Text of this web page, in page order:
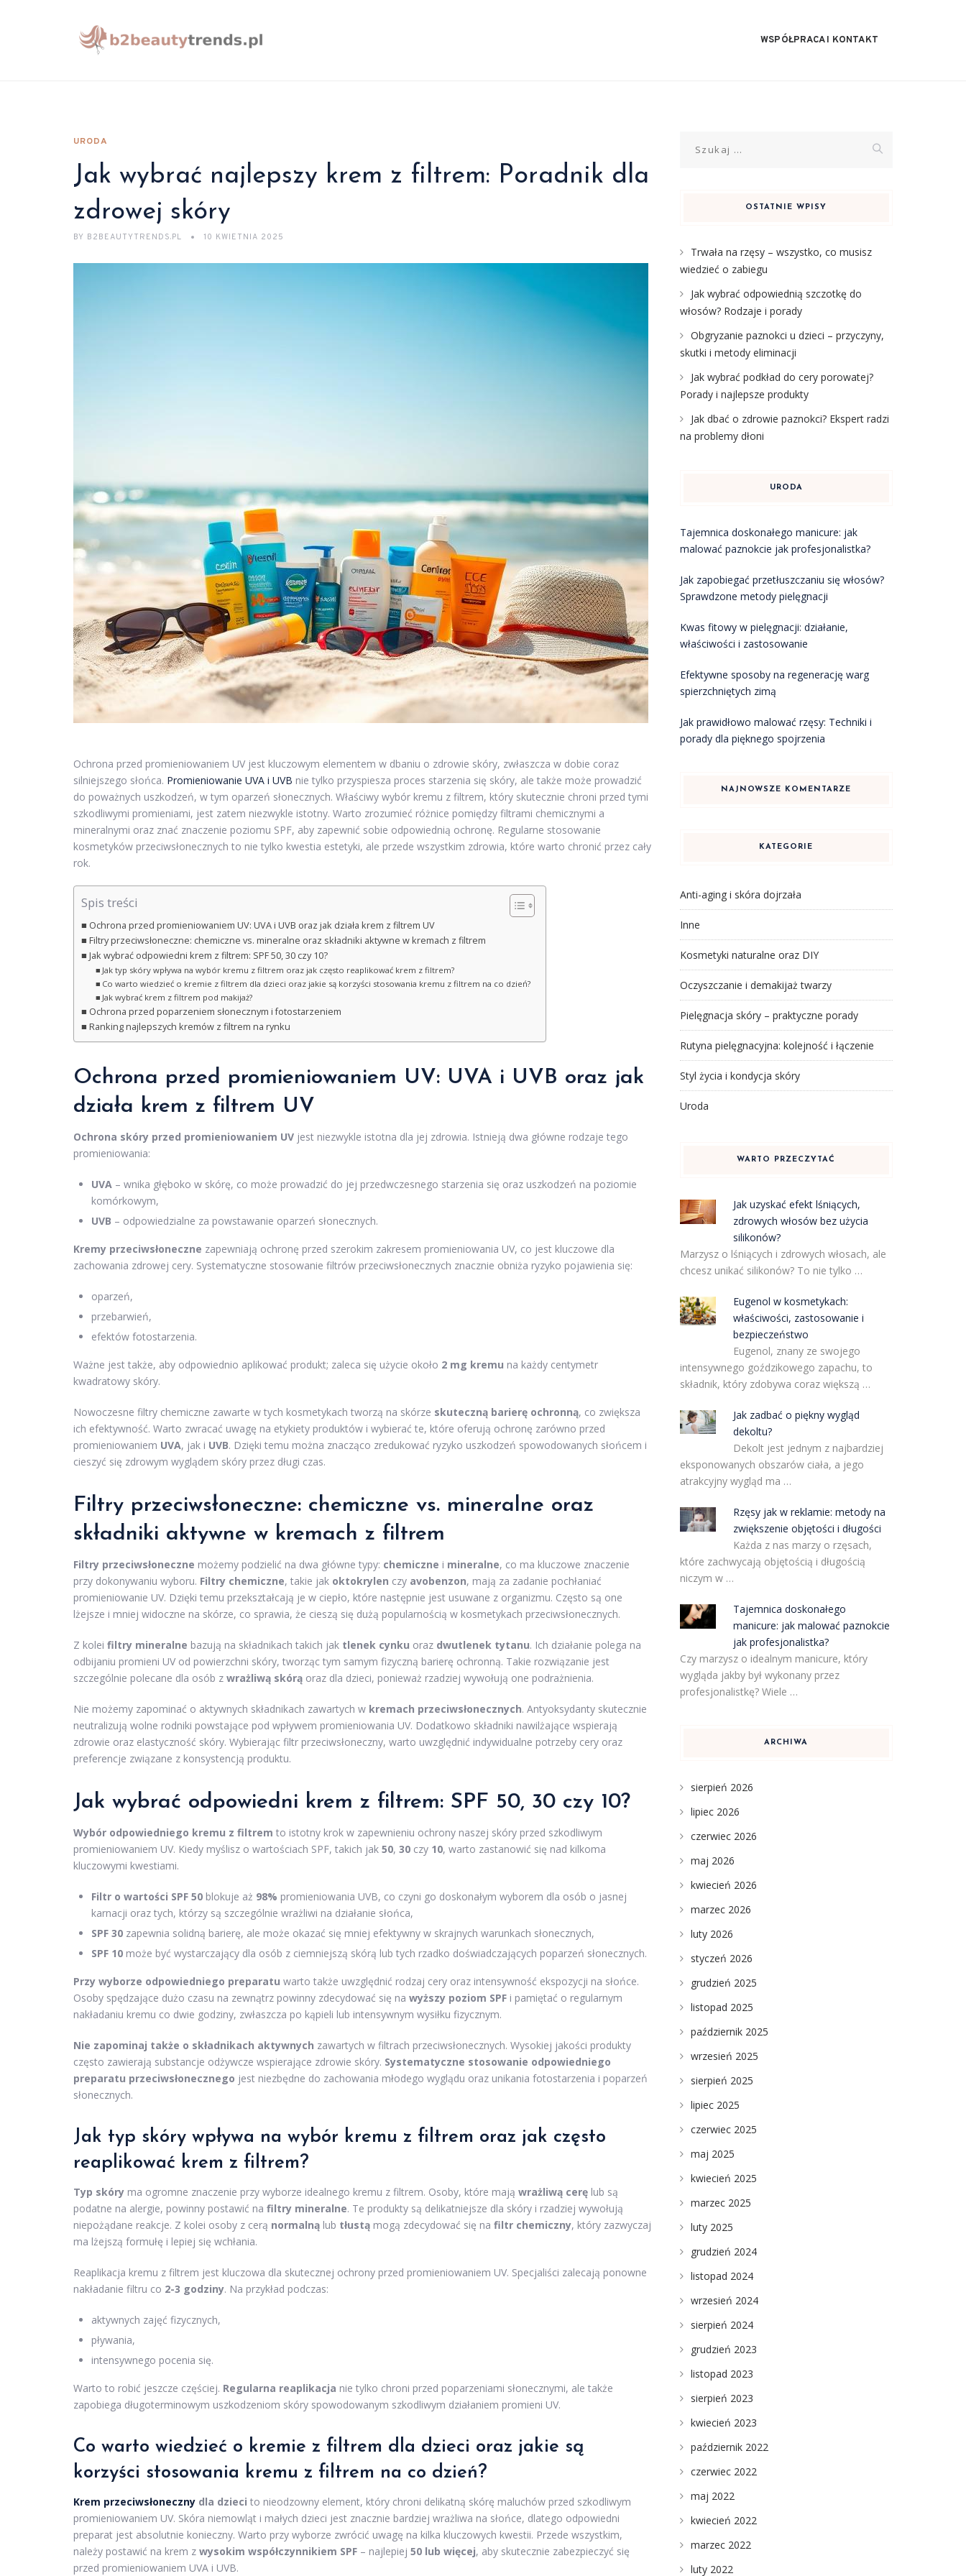
WSPÓŁPRACA I KONTAKT
URODA
Jak wybrać najlepszy krem z filtrem: Poradnik dla
zdrowej skóry
BY B2BEAUTYTRENDS.PL 10 KWIETNIA 2025
Ochrona przed promieniowaniem UV jest kluczowym elementem w dbaniu o zdrowie skóry, zwłaszcza w dobie coraz
silniejszego słońca. Promieniowanie UVA i UVB nie tylko przyspiesza proces starzenia się skóry, ale także może prowadzić
do poważnych uszkodzeń, w tym oparzeń słonecznych. Właściwy wybór kremu z filtrem, który skutecznie chroni przed tymi
szkodliwymi promieniami, jest zatem niezwykle istotny. Warto zrozumieć różnice pomiędzy filtrami chemicznymi a
mineralnymi oraz znać znaczenie poziomu SPF, aby zapewnić sobie odpowiednią ochronę. Regularne stosowanie
kosmetyków przeciwsłonecznych to nie tylko kwestia estetyki, ale przede wszystkim zdrowia, które warto chronić przez cały
rok.
Spis treści
Ochrona przed promieniowaniem UV: UVA i UVB oraz jak działa krem z filtrem UV
Filtry przeciwsłoneczne: chemiczne vs. mineralne oraz składniki aktywne w kremach z filtrem
Jak wybrać odpowiedni krem z filtrem: SPF 50, 30 czy 10?
Jak typ skóry wpływa na wybór kremu z filtrem oraz jak często reaplikować krem z filtrem?
Co warto wiedzieć o kremie z filtrem dla dzieci oraz jakie są korzyści stosowania kremu z filtrem na co dzień?
Jak wybrać krem z filtrem pod makijaż?
Ochrona przed poparzeniem słonecznym i fotostarzeniem
Ranking najlepszych kremów z filtrem na rynku
Ochrona przed promieniowaniem UV: UVA i UVB oraz jak
działa krem z filtrem UV
Ochrona skóry przed promieniowaniem UV jest niezwykle istotna dla jej zdrowia. Istnieją dwa główne rodzaje tego
promieniowania:
UVA – wnika głęboko w skórę, co może prowadzić do jej przedwczesnego starzenia się oraz uszkodzeń na poziomie
komórkowym,
UVB – odpowiedzialne za powstawanie oparzeń słonecznych.
Kremy przeciwsłoneczne zapewniają ochronę przed szerokim zakresem promieniowania UV, co jest kluczowe dla
zachowania zdrowej cery. Systematyczne stosowanie filtrów przeciwsłonecznych znacznie obniża ryzyko pojawienia się:
oparzeń,
przebarwień,
efektów fotostarzenia.
Ważne jest także, aby odpowiednio aplikować produkt; zaleca się użycie około 2 mg kremu na każdy centymetr
kwadratowy skóry.
Nowoczesne filtry chemiczne zawarte w tych kosmetykach tworzą na skórze skuteczną barierę ochronną, co zwiększa
ich efektywność. Warto zwracać uwagę na etykiety produktów i wybierać te, które oferują ochronę zarówno przed
promieniowaniem UVA, jak i UVB. Dzięki temu można znacząco zredukować ryzyko uszkodzeń spowodowanych słońcem i
cieszyć się zdrowym wyglądem skóry przez długi czas.
Filtry przeciwsłoneczne: chemiczne vs. mineralne oraz
składniki aktywne w kremach z filtrem
Filtry przeciwsłoneczne możemy podzielić na dwa główne typy: chemiczne i mineralne, co ma kluczowe znaczenie
przy dokonywaniu wyboru. Filtry chemiczne, takie jak oktokrylen czy avobenzon, mają za zadanie pochłaniać
promieniowanie UV. Dzięki temu przekształcają je w ciepło, które następnie jest usuwane z organizmu. Często są one
lżejsze i mniej widoczne na skórze, co sprawia, że cieszą się dużą popularnością w kosmetykach przeciwsłonecznych.
Z kolei filtry mineralne bazują na składnikach takich jak tlenek cynku oraz dwutlenek tytanu. Ich działanie polega na
odbijaniu promieni UV od powierzchni skóry, tworząc tym samym fizyczną barierę ochronną. Takie rozwiązanie jest
szczególnie polecane dla osób z wrażliwą skórą oraz dla dzieci, ponieważ rzadziej wywołują one podrażnienia.
Nie możemy zapominać o aktywnych składnikach zawartych w kremach przeciwsłonecznych. Antyoksydanty skutecznie
neutralizują wolne rodniki powstające pod wpływem promieniowania UV. Dodatkowo składniki nawilżające wspierają
zdrowie oraz elastyczność skóry. Wybierając filtr przeciwsłoneczny, warto uwzględnić indywidualne potrzeby cery oraz
preferencje związane z konsystencją produktu.
Jak wybrać odpowiedni krem z filtrem: SPF 50, 30 czy 10?
Wybór odpowiedniego kremu z filtrem to istotny krok w zapewnieniu ochrony naszej skóry przed szkodliwym
promieniowaniem UV. Kiedy myślisz o wartościach SPF, takich jak 50, 30 czy 10, warto zastanowić się nad kilkoma
kluczowymi kwestiami.
Filtr o wartości SPF 50 blokuje aż 98% promieniowania UVB, co czyni go doskonałym wyborem dla osób o jasnej
karnacji oraz tych, którzy są szczególnie wrażliwi na działanie słońca,
SPF 30 zapewnia solidną barierę, ale może okazać się mniej efektywny w skrajnych warunkach słonecznych,
SPF 10 może być wystarczający dla osób z ciemniejszą skórą lub tych rzadko doświadczających poparzeń słonecznych.
Przy wyborze odpowiedniego preparatu warto także uwzględnić rodzaj cery oraz intensywność ekspozycji na słońce.
Osoby spędzające dużo czasu na zewnątrz powinny zdecydować się na wyższy poziom SPF i pamiętać o regularnym
nakładaniu kremu co dwie godziny, zwłaszcza po kąpieli lub intensywnym wysiłku fizycznym.
Nie zapominaj także o składnikach aktywnych zawartych w filtrach przeciwsłonecznych. Wysokiej jakości produkty
często zawierają substancje odżywcze wspierające zdrowie skóry. Systematyczne stosowanie odpowiedniego
preparatu przeciwsłonecznego jest niezbędne do zachowania młodego wyglądu oraz unikania fotostarzenia i poparzeń
słonecznych.
Jak typ skóry wpływa na wybór kremu z filtrem oraz jak często
reaplikować krem z filtrem?
Typ skóry ma ogromne znaczenie przy wyborze idealnego kremu z filtrem. Osoby, które mają wrażliwą cerę lub są
podatne na alergie, powinny postawić na filtry mineralne. Te produkty są delikatniejsze dla skóry i rzadziej wywołują
niepożądane reakcje. Z kolei osoby z cerą normalną lub tłustą mogą zdecydować się na filtr chemiczny, który zazwyczaj
ma lżejszą formułę i lepiej się wchłania.
Reaplikacja kremu z filtrem jest kluczowa dla skutecznej ochrony przed promieniowaniem UV. Specjaliści zalecają ponowne
nakładanie filtru co 2-3 godziny. Na przykład podczas:
aktywnych zajęć fizycznych,
pływania,
intensywnego pocenia się.
Warto to robić jeszcze częściej. Regularna reaplikacja nie tylko chroni przed poparzeniami słonecznymi, ale także
zapobiega długoterminowym uszkodzeniom skóry spowodowanym szkodliwym działaniem promieni UV.
Co warto wiedzieć o kremie z filtrem dla dzieci oraz jakie są
korzyści stosowania kremu z filtrem na co dzień?
Krem przeciwsłoneczny dla dzieci to nieodzowny element, który chroni delikatną skórę maluchów przed szkodliwym
promieniowaniem UV. Skóra niemowląt i małych dzieci jest znacznie bardziej wrażliwa na słońce, dlatego odpowiedni
preparat jest absolutnie konieczny. Warto przy wyborze zwrócić uwagę na kilka kluczowych kwestii. Przede wszystkim,
należy postawić na krem z wysokim współczynnikiem SPF – najlepiej 50 lub więcej, aby skutecznie zabezpieczyć się
przed promieniowaniem UVA i UVB.
OSTATNIE WPISY
Trwała na rzęsy – wszystko, co musisz
wiedzieć o zabiegu
Jak wybrać odpowiednią szczotkę do
włosów? Rodzaje i porady
Obgryzanie paznokci u dzieci – przyczyny,
skutki i metody eliminacji
Jak wybrać podkład do cery porowatej?
Porady i najlepsze produkty
Jak dbać o zdrowie paznokci? Ekspert radzi
na problemy dłoni
URODA
Tajemnica doskonałego manicure: jak
malować paznokcie jak profesjonalistka?
Jak zapobiegać przetłuszczaniu się włosów?
Sprawdzone metody pielęgnacji
Kwas fitowy w pielęgnacji: działanie,
właściwości i zastosowanie
Efektywne sposoby na regenerację warg
spierzchniętych zimą
Jak prawidłowo malować rzęsy: Techniki i
porady dla pięknego spojrzenia
NAJNOWSZE KOMENTARZE
KATEGORIE
Anti-aging i skóra dojrzała
Inne
Kosmetyki naturalne oraz DIY
Oczyszczanie i demakijaż twarzy
Pielęgnacja skóry – praktyczne porady
Rutyna pielęgnacyjna: kolejność i łączenie
Styl życia i kondycja skóry
Uroda
WARTO PRZECZYTAĆ
Jak uzyskać efekt lśniących,
zdrowych włosów bez użycia
silikonów?
Marzysz o lśniących i zdrowych włosach, ale
chcesz unikać silikonów? To nie tylko …
Eugenol w kosmetykach:
właściwości, zastosowanie i
bezpieczeństwo
Eugenol, znany ze swojego
intensywnego goździkowego zapachu, to
składnik, który zdobywa coraz większą …
Jak zadbać o piękny wygląd
dekoltu?
Dekolt jest jednym z najbardziej
eksponowanych obszarów ciała, a jego
atrakcyjny wygląd ma …
Rzęsy jak w reklamie: metody na
zwiększenie objętości i długości
Każda z nas marzy o rzęsach,
które zachwycają objętością i długością
niczym w …
Tajemnica doskonałego
manicure: jak malować paznokcie
jak profesjonalistka?
Czy marzysz o idealnym manicure, który
wygląda jakby był wykonany przez
profesjonalistkę? Wiele …
ARCHIWA
sierpień 2026
lipiec 2026
czerwiec 2026
maj 2026
kwiecień 2026
marzec 2026
luty 2026
styczeń 2026
grudzień 2025
listopad 2025
październik 2025
wrzesień 2025
sierpień 2025
lipiec 2025
czerwiec 2025
maj 2025
kwiecień 2025
marzec 2025
luty 2025
grudzień 2024
listopad 2024
wrzesień 2024
sierpień 2024
grudzień 2023
listopad 2023
sierpień 2023
kwiecień 2023
październik 2022
czerwiec 2022
maj 2022
kwiecień 2022
marzec 2022
luty 2022